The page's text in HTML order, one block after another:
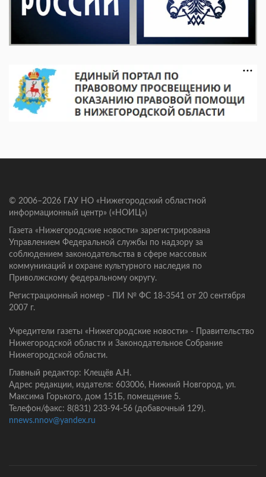
© 2006–2026 ГАУ НО «Нижегородский областной
информационный центр» («НОИЦ»)
Газета «Нижегородские новости» зарегистрирована
Управлением Федеральной службы по надзору за
соблюдением законодательства в сфере массовых
коммуникаций и охране культурного наследия по
Приволжскому федеральному округу.
Регистрационный номер - ПИ № ФС 18-3541 от 20 сентября
2007 г.
Учредители газеты «Нижегородские новости» - Правительство
Нижегородской области и Законодательное Собрание
Нижегородской области.
Главный редактор: Клещёв А.Н.
Адрес редакции, издателя: 603006, Нижний Новгород, ул.
Максима Горького, дом 151Б, помещение 5.
Телефон/факс: 8(831) 233-94-56 (добавочный 129).
nnews.nnov@yandex.ru